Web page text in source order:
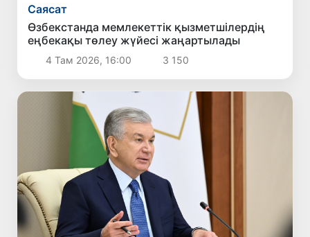
Саясат
Өзбекстанда мемлекеттік қызметшілердің
еңбекақы төлеу жүйесі жаңартылады
4 Там 2026, 16:00 3 150